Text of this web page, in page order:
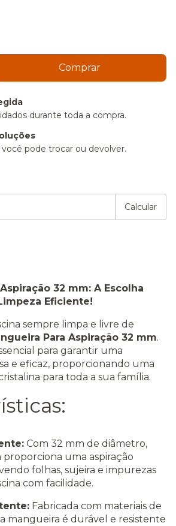
durante toda a compra.
pode trocar ou devolver.
Calcular
32 mm: A Escolha
Eficiente!
sempre limpa e livre de
Para Aspiração 32 mm.
para garantir uma
e eficaz, proporcionando uma
para toda a sua família.
Com 32 mm de diâmetro,
uma aspiração
folhas, sujeira e impurezas
com facilidade.
Fabricada com materiais de
mangueira é durável e resistente